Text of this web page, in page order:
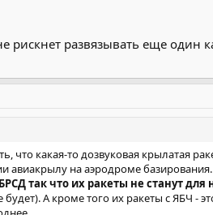
рискнет развязывать еще один
что какая-то дозвуковая крылатая
авиакрылу на аэродроме
так что их ракеты не станут для
А кроме того их ракеты с ЯБЧ -